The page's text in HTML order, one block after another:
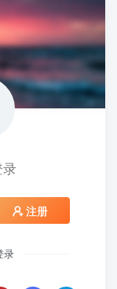
注册
录